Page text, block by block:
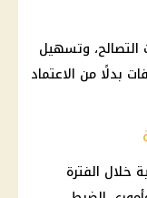
وتسهيل
بدلًا من الاعتماد
خلال الفترة